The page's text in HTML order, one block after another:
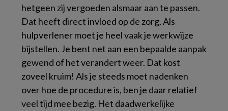
hetgeen zij vergoeden alsmaar aan te passen.
Dat heeft direct invloed op de zorg. Als
hulpverlener moet je heel vaak je werkwijze
bijstellen. Je bent net aan een bepaalde aanpak
gewend of het verandert weer. Dat kost
zoveel kruim! Als je steeds moet nadenken
over hoe de procedure is, ben je daar relatief
veel tijd mee bezig. Het daadwerkelijke